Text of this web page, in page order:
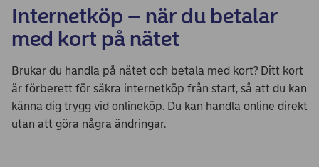
Internetköp – när du betalar
med kort på nätet
Brukar du handla på nätet och betala med kort? Ditt kort
är förberett för säkra internetköp från start, så att du kan
känna dig trygg vid onlineköp. Du kan handla online direkt
utan att göra några ändringar.